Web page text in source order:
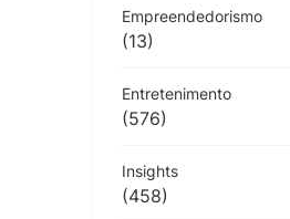
Empreendedorismo
(13)
Entretenimento
(576)
Insights
(458)